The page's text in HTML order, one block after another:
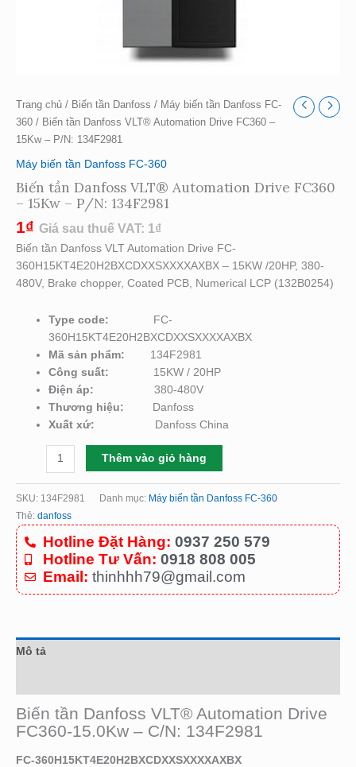
Trang chủ / Biến tần Danfoss / Máy biến tần Danfoss FC-
360 / Biến tần Danfoss VLT® Automation Drive FC360 –
15Kw – P/N: 134F2981
Máy biến tần Danfoss FC-360
Biến tần Danfoss VLT® Automation Drive FC360
– 15Kw – P/N: 134F2981
1₫ Giá sau thuế VAT: 1₫
Biến tần Danfoss VLT Automation Drive FC-
360H15KT4E20H2BXCDXXSXXXXAXBX – 15KW /20HP, 380-
480V, Brake chopper, Coated PCB, Numerical LCP (132B0254)
Type code:
FC-
360H15KT4E20H2BXCDXXSXXXXAXBX
Mã sản phẩm: 134F2981
Công suất: 15KW / 20HP
Điện áp:380-480V
Thương hiệu:
Danfoss
Xuất xứ:
Danfoss China
Thêm vào giỏ hàng
SKU: 134F2981 Danh mục: Máy biến tần Danfoss FC-360
Thẻ: danfoss
Hotline Đặt Hàng: 0937 250 579
Hotline Tư Vấn: 0918 808 005
Email: thinhhh79@gmail.com
Mô tả
Biến tần Danfoss VLT® Automation Drive
FC360-15.0Kw – C/N: 134F2981
FC-360H15KT4E20H2BXCDXXSXXXXAXBX